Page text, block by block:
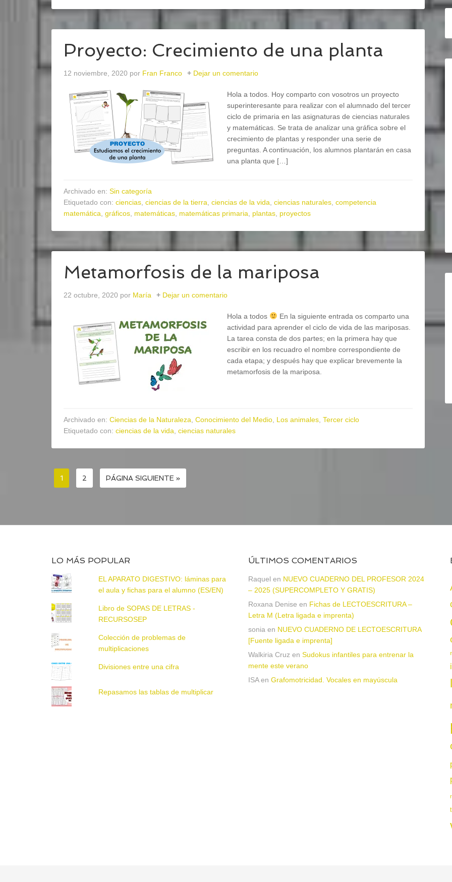
Proyecto: Crecimiento de una planta
12 noviembre, 2020 por Fran Franco Dejar un comentario
Hola a todos. Hoy comparto con vosotros un proyecto
superinteresante para realizar con el alumnado del tercer
ciclo de primaria en las asignaturas de ciencias naturales
y matemáticas. Se trata de analizar una gráfica sobre el
crecimiento de plantas y responder una serie de
preguntas. A continuación, los alumnos plantarán en casa
una planta que […]
Archivado en: Sin categoría
Etiquetado con: ciencias ciencias de la tierra ciencias de la vida ciencias naturales competencia
matemática gráficos matemáticas matemáticas primaria plantas proyectos
Metamorfosis de la mariposa
22 octubre, 2020 por María Dejar un comentario
Hola a todos
En la siguiente entrada os comparto una
actividad para aprender el ciclo de vida de las mariposas.
La tarea consta de dos partes; en la primera hay que
escribir en los recuadro el nombre correspondiente de
cada etapa; y después hay que explicar brevemente la
metamorfosis de la mariposa.
Archivado en: Ciencias de la Naturaleza Conocimiento del Medio Los animales Tercer ciclo
Etiquetado con: ciencias de la vida ciencias naturales
1 2 PÁGINA SIGUIENTE »
LO MÁS POPULAR
EL APARATO DIGESTIVO: láminas para
el aula y fichas para el alumno (ES/EN)
Libro de SOPAS DE LETRAS -
RECURSOSEP
Colección de problemas de
multiplicaciones
Divisiones entre una cifra
Repasamos las tablas de multiplicar
ÚLTIMOS COMENTARIOS
Raquel en NUEVO CUADERNO DEL PROFESOR 2024
– 2025 (SUPERCOMPLETO Y GRATIS)
Roxana Denise en Fichas de LECTOESCRITURA –
Letra M (Letra ligada e imprenta)
sonia en NUEVO CUADERNO DE LECTOESCRITURA
[Fuente ligada e imprenta]
Walkiria Cruz en Sudokus infantiles para entrenar la
mente este verano
ISAen Grafomotricidad. Vocales en mayúscula